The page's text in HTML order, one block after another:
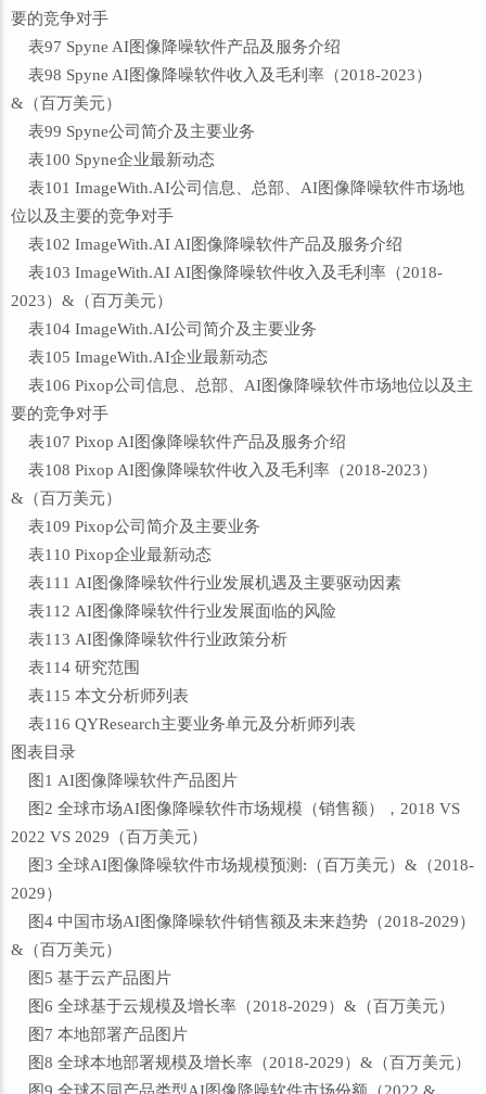
要的竞争对手
表97 Spyne AI图像降噪软件产品及服务介绍
表98 Spyne AI图像降噪软件收入及毛利率（2018-2023）
&（百万美元）
表99 Spyne公司简介及主要业务
表100 Spyne企业最新动态
表101 ImageWith.AI公司信息、总部、AI图像降噪软件市场地
位以及主要的竞争对手
表102 ImageWith.AI AI图像降噪软件产品及服务介绍
表103 ImageWith.AI AI图像降噪软件收入及毛利率（2018-
2023）&（百万美元）
表104 ImageWith.AI公司简介及主要业务
表105 ImageWith.AI企业最新动态
表106 Pixop公司信息、总部、AI图像降噪软件市场地位以及主
要的竞争对手
表107 Pixop AI图像降噪软件产品及服务介绍
表108 Pixop AI图像降噪软件收入及毛利率（2018-2023）
&（百万美元）
表109 Pixop公司简介及主要业务
表110 Pixop企业最新动态
表111 AI图像降噪软件行业发展机遇及主要驱动因素
表112 AI图像降噪软件行业发展面临的风险
表113 AI图像降噪软件行业政策分析
表114 研究范围
表115 本文分析师列表
表116 QYResearch主要业务单元及分析师列表
图表目录
图1 AI图像降噪软件产品图片
图2 全球市场AI图像降噪软件市场规模（销售额），2018 VS
2022 VS 2029（百万美元）
图3 全球AI图像降噪软件市场规模预测:（百万美元）&（2018-
2029）
图4 中国市场AI图像降噪软件销售额及未来趋势（2018-2029）
&（百万美元）
图5 基于云产品图片
图6 全球基于云规模及增长率（2018-2029）&（百万美元）
图7 本地部署产品图片
图8 全球本地部署规模及增长率（2018-2029）&（百万美元）